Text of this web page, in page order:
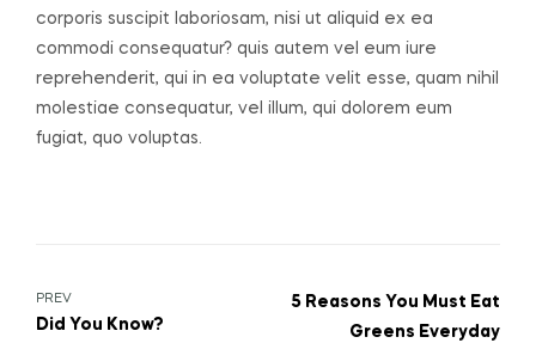
corporis suscipit laboriosam, nisi ut aliquid ex ea
commodi consequatur? quis autem vel eum iure
reprehenderit, qui in ea voluptate velit esse, quam nihil
molestiae consequatur, vel illum, qui dolorem eum
fugiat, quo voluptas.
PREV
Did You Know?
5 Reasons You Must Eat
Greens Everyday